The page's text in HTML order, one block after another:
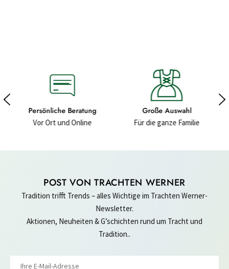
Große Auswahl
Für die ganze Familie
Hochwertige
Für ein gutes Gefühl
POST VON TRACHTEN WERNER
Tradition trifft Trends – alles Wichtige im Trachten Werner-
Newsletter.
Aktionen, Neuheiten & G’schichten rund um Tracht und
Tradition..